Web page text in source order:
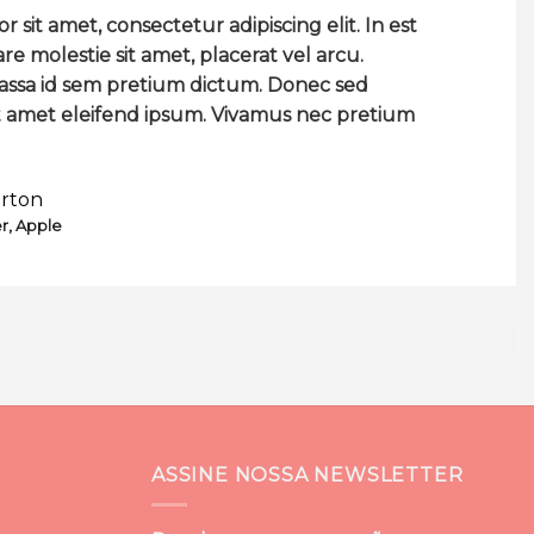
sit amet, consectetur adipiscing elit. In est
molestie sit amet, placerat vel arcu.
id sem pretium dictum. Donec sed
amet eleifend ipsum. Vivamus nec pretium
Apple
ASSINE NOSSA NEWSLETTER